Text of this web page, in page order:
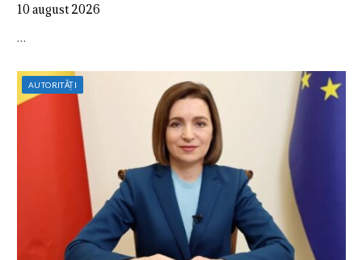
10 august 2026
…
AUTORITĂȚI